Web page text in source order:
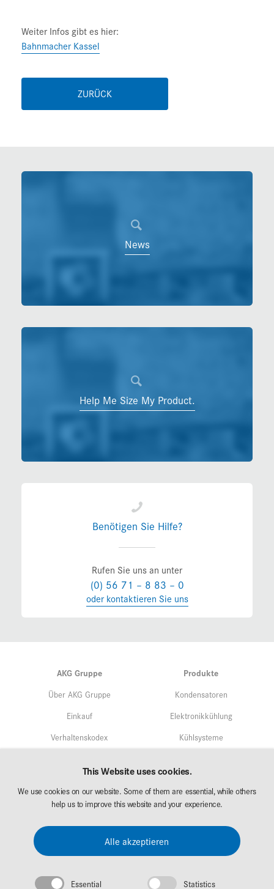
Weiter Infos gibt es hier:
Bahnmacher Kassel
ZURÜCK
News
Help Me Size My Product.
Benötigen Sie Hilfe?
Rufen Sie uns an unter
(0) 56 71 – 8 83 – 0
oder kontaktieren Sie uns
AKG Gruppe
Über AKG Gruppe
Einkauf
Verhaltenskodex
Forschung & Entwicklung
Produkte
Kondensatoren
Elektronikkühlung
Kühlsysteme
Märkte
Messen
This Website uses cookies.
We use cookies on our website. Some of them are essential, while others
help us to improve this website and your experience.
Alle akzeptieren
Essential Statistics